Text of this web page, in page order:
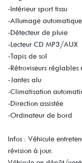
-Intérieur sport tissu
-Allumage
-Détecteur de pluie
-Lecteur CD MP3/AUX
-Tapis de sol
-Rétroviseurs réglables
-Jantes alu
-Climatisation
-Direction assistée
-Ordinateur de bord
Infos : Véhicule
révision à jour.